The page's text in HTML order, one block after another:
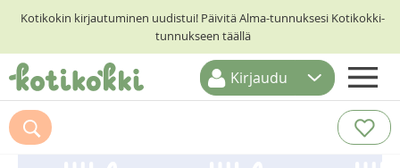
Kotikokin kirjautuminen uudistui! Päivitä Alma-tunnuksesi Kotikokki-
tunnukseen täällä
ETUSIVU
RESEPTIHAKU
Kirjaudu
Suosittelemme myös